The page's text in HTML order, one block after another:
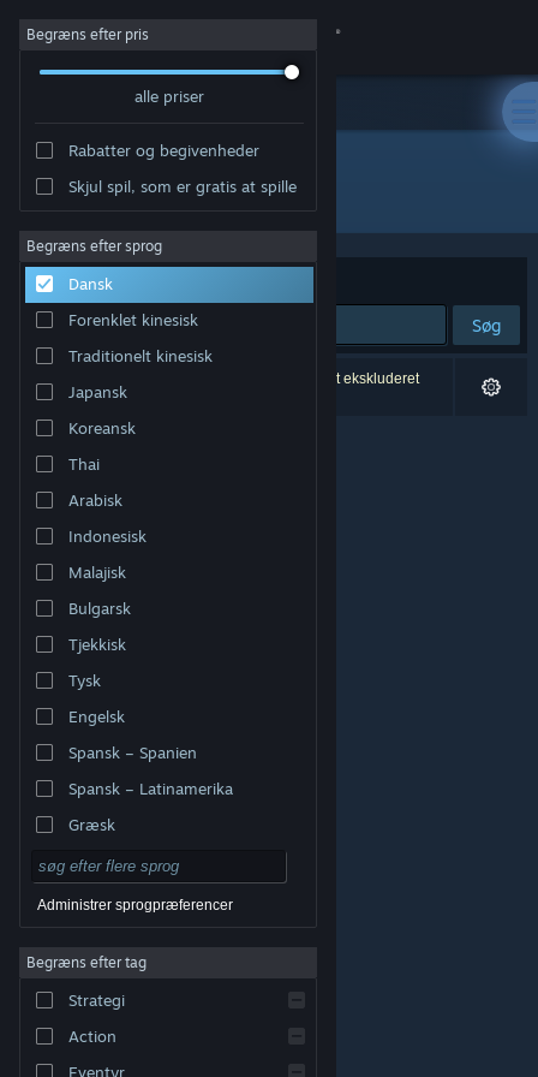
Log på
Om
Support
Skift sprog
Hent Steam-mobilappen
Vis desktop-webside
varemærker tilhører deres respektive indehavere i USA
Tilgængelighed
Refunderinger|
Begræns efter pris
alle priser
Rabatter og begivenheder
Skjul spil, som er gratis at spille
Begræns efter sprog
Dansk
Forenklet kinesisk
Traditionelt kinesisk
Japansk
Koreansk
Thai
Arabisk
Indonesisk
Malajisk
Bulgarsk
Tjekkisk
Tysk
Engelsk
Spansk – Spanien
Spansk – Latinamerika
Græsk
Administrer sprogpræferencer
Begræns efter tag
Strategi
Action
Eventyr
Udvikler: Reb_Orn
Sorter efter Relevans
Søg
0 resultater matcher din søgning. 4 titler er blevet ekskluderet
baseret på dine præferencer.